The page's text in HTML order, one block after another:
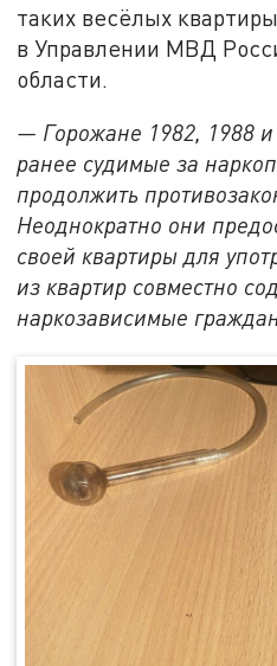
таких весёлых
в Управлении МВД
области.
— Горожане 1982, 1988
ранее судимые за
продолжить
Неоднократно они
своей квартиры для
из квартир совместно
наркозависимые